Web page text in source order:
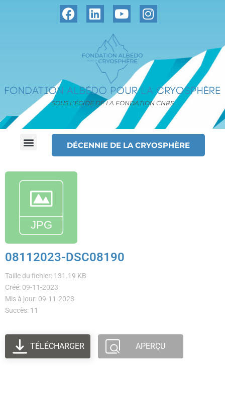
SOUS L’ÉGIDE DE LA FONDATION CNRS
DÉCENNIE DE LA CRYOSPHÈRE
08112023-DSC08190
Taille du fichier: 131.19 KB
Créé: 09-11-2023
Mis à jour: 09-11-2023
Succès: 11
TÉLÉCHARGER APERÇU